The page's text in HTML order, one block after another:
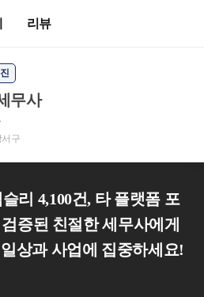
리뷰
무사
구
리 4,100건, 타 플랫폼 포
증된 친절한 세무사에게
상과 사업에 집중하세요!